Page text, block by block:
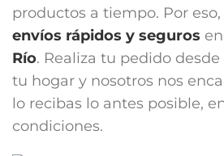
productos a tiempo. Por
envíos rápidos y seguros
Río. Realiza tu pedido
tu hogar y nosotros nos
lo recibas lo antes posible,
condiciones.